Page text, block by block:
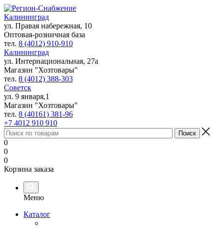
Калининград
ул. Правая набережная, 10
Оптовая-розничная база
тел. 8 (4012) 910-910
Калининград
ул. Интернациональная, 27а
Магазин "Хозтовары"
тел. 8 (4012) 388-303
Советск
ул. 9 января,1
Магазин "Хозтовары"
тел. 8 (40161) 381-96
+7 4012 910 910
0
0
0
Корзина заказа
Меню
Каталог